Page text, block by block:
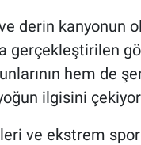
derin kanyonun
gerçekleştirilen
hem de
ilgisini
ve ekstrem